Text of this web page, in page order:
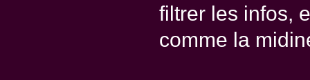
filtrer les infos,
comme la